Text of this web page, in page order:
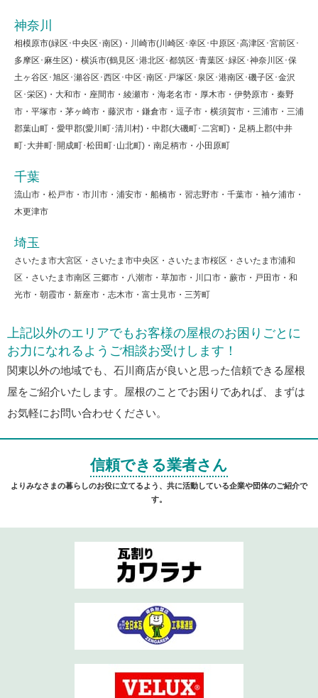
神奈川
相模原市(緑区･中央区･南区)・川崎市(川崎区･幸区･中原区･高津区･宮前区･
多摩区･麻生区)・横浜市(鶴見区･港北区･都筑区･青葉区･緑区･神奈川区･保
土ヶ谷区･旭区･瀬谷区･西区･中区･南区･戸塚区･泉区･港南区･磯子区･金沢
区･栄区)・大和市・座間市・綾瀬市・海老名市・厚木市・伊勢原市・秦野
市・平塚市・茅ヶ崎市・藤沢市・鎌倉市・逗子市・横須賀市・三浦市・三浦
郡葉山町・愛甲郡(愛川町･清川村)・中郡(大磯町･二宮町)・足柄上郡(中井
町･大井町･開成町･松田町･山北町)・南足柄市・小田原町
千葉
流山市・松戸市・市川市・浦安市・船橋市・習志野市・千葉市・袖ケ浦市・
木更津市
埼玉
さいたま市大宮区・さいたま市中央区・さいたま市桜区・さいたま市浦和
区・さいたま市南区 三郷市・八潮市・草加市・川口市・蕨市・戸田市・和
光市・朝霞市・新座市・志木市・富士見市・三芳町
上記以外のエリアでもお客様の屋根のお困りごとに
お力になれるようご相談お受けします！
関東以外の地域でも、石川商店が良いと思った信頼できる屋根
屋をご紹介いたします。屋根のことでお困りであれば、まずは
お気軽にお問い合わせください。
信頼できる業者さん
よりみなさまの暮らしのお役に立てるよう、共に活動している企業や団体のご紹介で
す。